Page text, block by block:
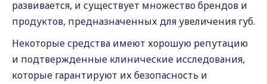
развивается, и существует множество брендов и
продуктов, предназначенных для увеличения губ.
Некоторые средства имеют хорошую репутацию
и подтвержденные клинические исследования,
которые гарантируют их безопасность и